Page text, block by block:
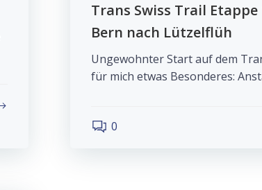
Trans Swiss Trail
Bern nach Lützelflüh
Ungewohnter Start auf dem
für mich etwas Besonderes:
0